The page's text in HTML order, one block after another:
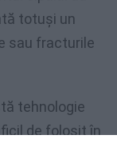
totuși un
sau fracturile
tehnologie
de folosit în